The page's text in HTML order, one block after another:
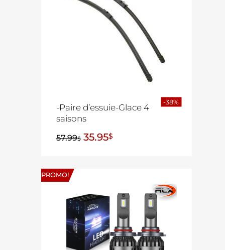
-Paire d’essuie-Glace 4
saisons
57.99$ 35.95$
-38%
PROMO!